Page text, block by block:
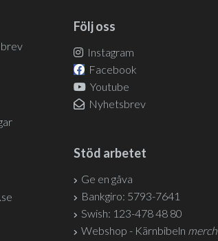
brev
Följ oss
Instagram
Facebook
Youtube
Nyhetsbrev
Stöd arbetet
Ge en gåva
Bankgiro: 5793-7641
Swish: 123-478 48 80
Webshop - Kärnbibeln merch